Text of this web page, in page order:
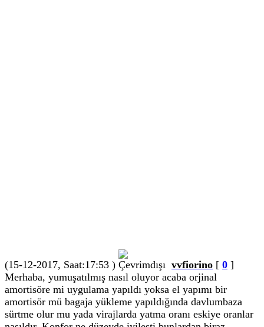
(15-12-2017, Saat:17:53 ) vvfiorino [ 0 ]
Merhaba, yumuşatılmış nasıl oluyor acaba orjinal
amortisöre mi uygulama yapıldı yoksa el yapımı bir
amortisör mü bagaja yükleme yapıldığında davlumbaza
sürtme olur mu yada virajlarda yatma oranı eskiye oranlar